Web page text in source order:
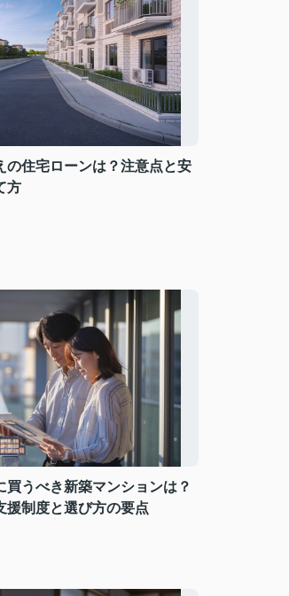
の住宅ローンは？注意点と安
方
買うべき新築マンションは？
援制度と選び方の要点